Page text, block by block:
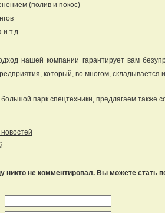
(полив и покос)
и т.д.
нашей компании гарантирует вам
который, во многом, складывается
парк спецтехники, предлагаем также
никто не комментировал. Вы можете стать